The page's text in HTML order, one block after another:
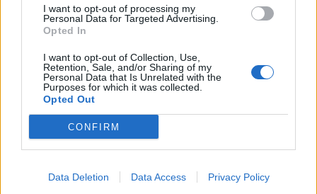
I want to opt-out of processing my
Personal Data for Targeted Advertising.
Opted In
I want to opt-out of Collection, Use,
Retention, Sale, and/or Sharing of my
Personal Data that Is Unrelated with the
Purposes for which it was collected.
Opted Out
CONFIRM
Data Deletion Data Access Privacy Policy
Pressens Faglige Utvalg (PFU) er et
klageorgan som behandler klager mot
For informasjon om klageadgang, se:
www.presse.no
Fjell-Ljom har ikke ansvar for innhold på